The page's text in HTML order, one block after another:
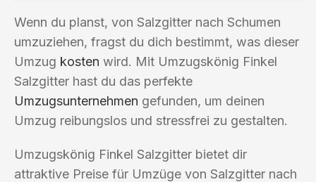
Wenn du planst, von Salzgitter nach Schumen
umzuziehen, fragst du dich bestimmt, was dieser
Umzug kosten wird. Mit Umzugskönig Finkel
Salzgitter hast du das perfekte
Umzugsunternehmen gefunden, um deinen
Umzug reibungslos und stressfrei zu gestalten.
Umzugskönig Finkel Salzgitter bietet dir
attraktive Preise für Umzüge von Salzgitter nach